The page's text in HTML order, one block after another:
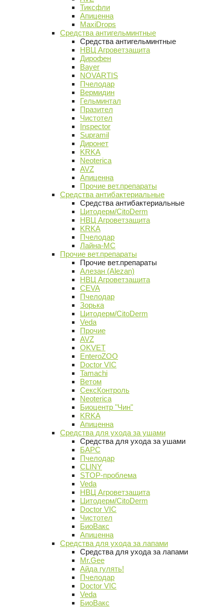
Тиксфли
Апиценна
MaxiDrops
Средства антигельминтные
Средства антигельминтные
НВЦ Агроветзащита
Дирофен
Bayer
NOVARTIS
Пчелодар
Вермидин
Гельминтал
Празител
Чистотел
Inspector
Supramil
Диронет
KRKA
Neoterica
AVZ
Апиценна
Прочие вет.препараты
Средства антибактериальные
Средства антибактериальные
Цитодерм/CitoDerm
НВЦ Агроветзащита
KRKA
Пчелодар
Лайна-МС
Прочие вет.препараты
Прочие вет.препараты
Алезан (Alezan)
НВЦ Агроветзащита
CEVA
Пчелодар
Зорька
Цитодерм/CitoDerm
Veda
Прочие
AVZ
OKVET
EnteroZOO
Doctor VIC
Tamachi
Ветом
СексКонтроль
Neoterica
Биоцентр "Чин"
KRKA
Апиценна
Средства для ухода за ушами
Средства для ухода за ушами
БАРС
Пчелодар
CLINY
STOP-проблема
Veda
НВЦ Агроветзащита
Цитодерм/CitoDerm
Doctor VIC
Чистотел
БиоВакс
Апиценна
Средства для ухода за лапами
Средства для ухода за лапами
Mr.Gee
Айда гулять!
Пчелодар
Doctor VIC
Veda
БиоВакс